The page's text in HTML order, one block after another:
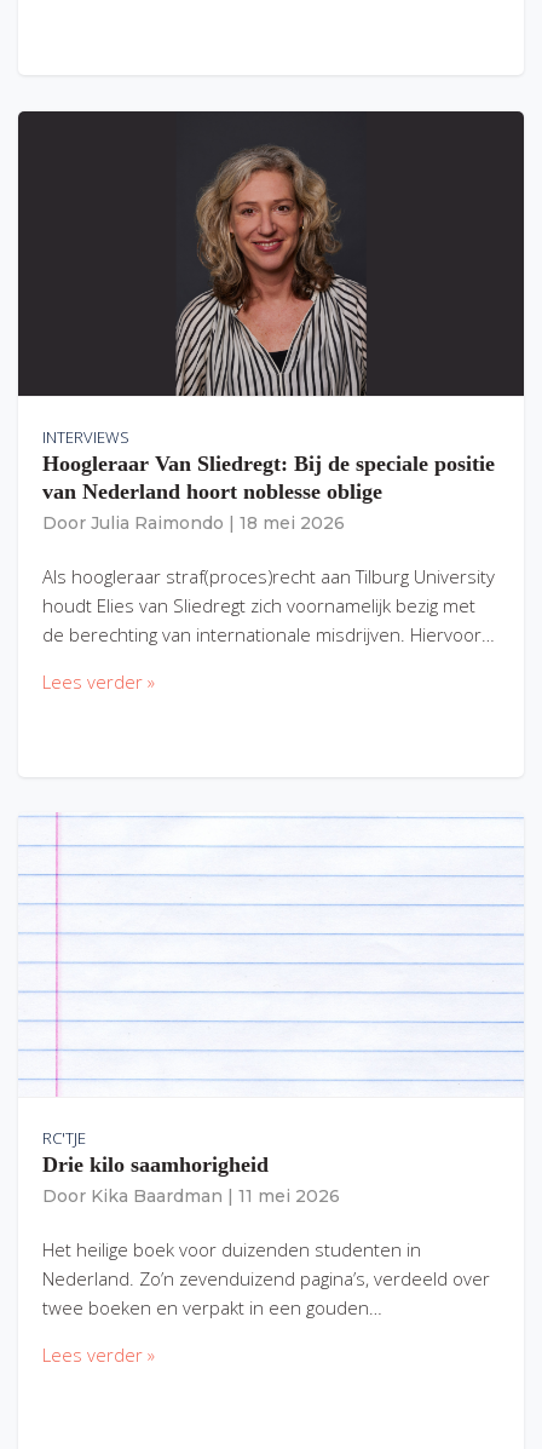
INTERVIEWS
Hoogleraar Van Sliedregt: Bij de speciale positie
van Nederland hoort noblesse oblige
Door Julia Raimondo 18 mei 2026
Als hoogleraar straf(proces)recht aan Tilburg University
houdt Elies van Sliedregt zich voornamelijk bezig met
de berechting van internationale misdrijven. Hiervoor…
Lees verder »
RC'TJE
Drie kilo saamhorigheid
Door Kika Baardman 11 mei 2026
Het heilige boek voor duizenden studenten in
Nederland. Zo’n zevenduizend pagina’s, verdeeld over
twee boeken en verpakt in een gouden…
Lees verder »